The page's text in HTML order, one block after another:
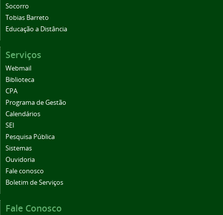
Socorro
Tobias Barreto
Educação a Distância
Serviços
Webmail
Biblioteca
CPA
Programa de Gestão
Calendários
SEI
Pesquisa Pública
Sistemas
Ouvidoria
Fale conosco
Boletim de Serviços
Fale Conosco